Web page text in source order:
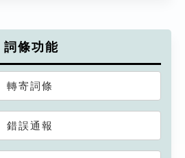
詞條功能
轉寄詞條
錯誤通報